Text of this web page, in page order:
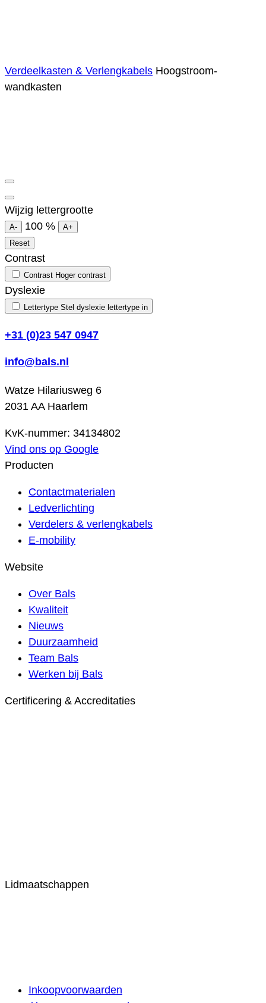
Verdeelkasten & Verlengkabels Hoogstroom-
wandkasten
Wijzig lettergrootte
A- 100 %
A+
Reset
Contrast
Contrast Hoger contrast
Dyslexie
Lettertype Stel dyslexie lettertype in
+31 (0)23 547 0947
info@bals.nl
Watze Hilariusweg 6
2031 AA Haarlem
KvK-nummer: 34134802
Vind ons op Google
Producten
Contactmaterialen
Ledverlichting
Verdelers & verlengkabels
E-mobility
Website
Over Bals
Kwaliteit
Nieuws
Duurzaamheid
Team Bals
Werken bij Bals
Certificering & Accreditaties
Lidmaatschappen
Inkoopvoorwaarden